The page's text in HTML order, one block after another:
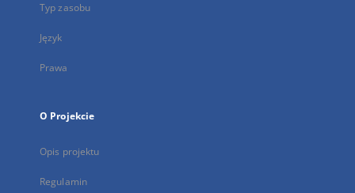
Typ zasobu
Język
Prawa
O Projekcie
Opis projektu
Regulamin